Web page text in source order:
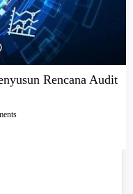
Rencana Audit